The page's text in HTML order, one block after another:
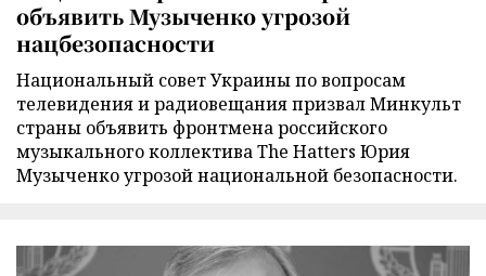
объявить Музыченко угрозой
нацбезопасности
Национальный совет Украины по вопросам
телевидения и радиовещания призвал Минкульт
страны объявить фронтмена российского
музыкального коллектива The Hatters Юрия
Музыченко угрозой национальной безопасности.